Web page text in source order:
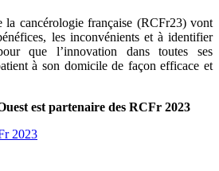
la cancérologie française (RCFr23) vont
les inconvénients et à identifier
que l’innovation dans toutes ses
à son domicile de façon efficace et
est partenaire des RCFr 2023
2023